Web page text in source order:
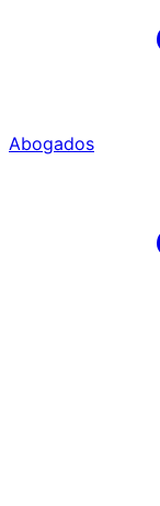
Abogados